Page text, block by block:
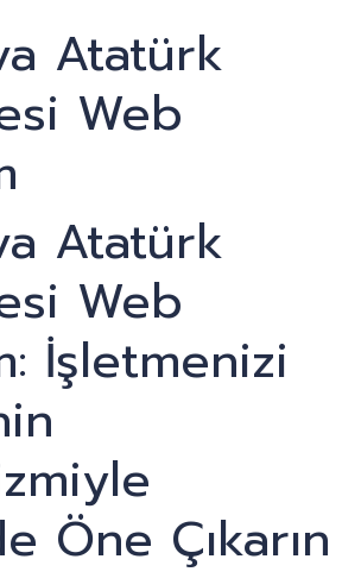
Atatürk
Web
Atatürk
Web
İşletmenizi
Öne Çıkarın